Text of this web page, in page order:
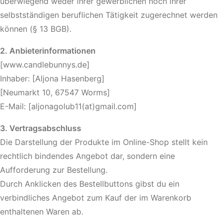
selbstständigen beruflichen Tätigkeit zugerechnet werden
können (§ 13 BGB).
2. Anbieterinformationen
[www.candlebunnys.de]
Inhaber: [Aljona Hasenberg]
[Neumarkt 10, 67547 Worms]
E-Mail: [aljonagolub11(at)gmail.com]
3. Vertragsabschluss
Die Darstellung der Produkte im Online-Shop stellt kein
rechtlich bindendes Angebot dar, sondern eine
Aufforderung zur Bestellung.
Durch Anklicken des Bestellbuttons gibst du ein
verbindliches Angebot zum Kauf der im Warenkorb
enthaltenen Waren ab.